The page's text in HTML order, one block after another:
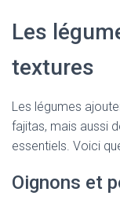
Les
textures
Les légumes
fajitas, mais aussi
essentiels. Voici
Oignons et